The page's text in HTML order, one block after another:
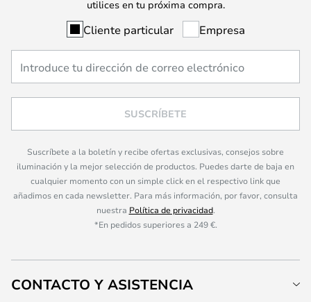
utilices en tu próxima compra.
Cliente particular Empresa
SUSCRÍBETE
Suscríbete a la boletín y recibe ofertas exclusivas, consejos sobre
iluminación y la mejor selección de productos. Puedes darte de baja en
cualquier momento con un simple click en el respectivo link que
añadimos en cada newsletter. Para más información, por favor, consulta
nuestra Política de privacidad.
*En pedidos superiores a 249 €.
CONTACTO Y ASISTENCIA